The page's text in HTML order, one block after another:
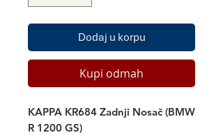
Dodaj u korpu
Kupi odmah
KAPPA KR684 Zadnji Nosač (BMW
R 1200 GS)